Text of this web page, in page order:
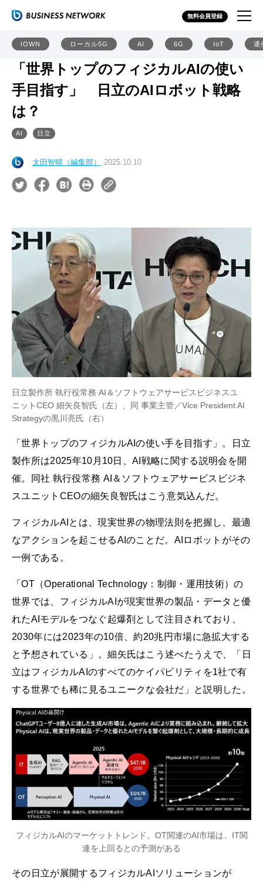
無料会員登録
IOWN ローカル5G AI 6G IoT 通
「世界トップのフィジカルAIの使い
手目指す」 日立のAIロボット戦略
は？
AI 日立
太田智晴（編集部） 2025.10.10
日立製作所 執行役常務 AI＆ソフトウェアサービスビジネスユ
ニットCEO 細矢良智氏（左）、同 事業主管／Vice President AI
Strategyの黒川亮氏（右）
「世界トップのフィジカルAIの使い手を目指す」。日立
製作所は2025年10月10日、AI戦略に関する説明会を開
催。同社 執行役常務 AI＆ソフトウェアサービスビジネ
スユニットCEOの細矢良智氏はこう意気込んだ。
フィジカルAIとは、現実世界の物理法則を把握し、最適
なアクションを起こせるAIのことだ。AIロボットがその
一例である。
「OT（Operational Technology：制御・運用技術）の
世界では、フィジカルAIが現実世界の製品・データと優
れたAIモデルをつなぐ起爆剤として注目されており、
2030年には2023年の10倍、約20兆円市場に急拡大する
と予想されている」。細矢氏はこう述べたうえで、「日
立はフィジカルAIのすべてのケイパビリティを1社で有
する世界でも稀に見るユニークな会社だ」と説明した。
フィジカルAIのマーケットトレンド。OT関連のAI市場は、IT関
連を上回るとの予測がある
その日立が展開するフィジカルAIソリューションが